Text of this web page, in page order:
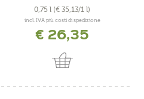
0,75 l (€ 35,13/1 l)
incl. IVA più costi di spedizione
€ 26,35